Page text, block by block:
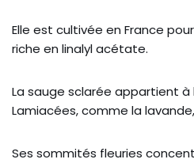
Elle est cultivée en France
riche en linalyl acétate.
La sauge sclarée appartient
Lamiacées, comme la
Ses sommités fleuries